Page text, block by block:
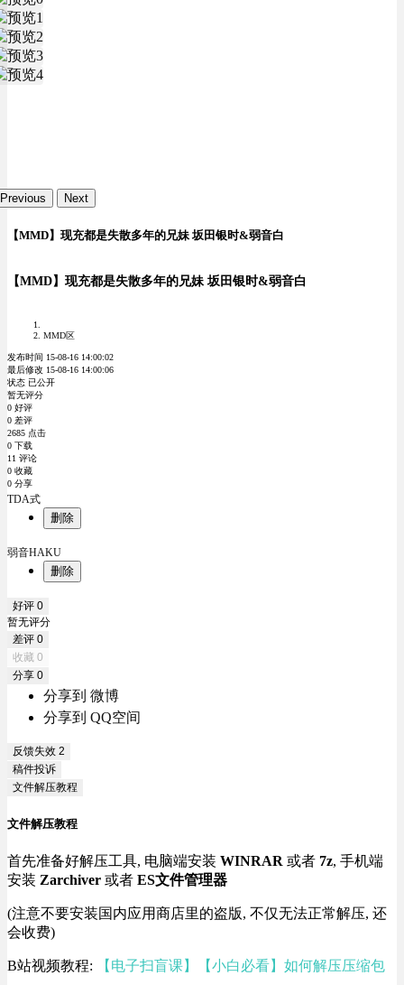
Previous Next
【MMD】现充都是失散多年的兄妹 坂田银时&弱音白
【MMD】现充都是失散多年的兄妹 坂田银时&弱音白
MMD区
发布时间 15-08-16 14:00:02
最后修改 15-08-16 14:00:06
状态 已公开
暂无评分
0 好评
0 差评
2685 点击
0 下载
11 评论
0 收藏
0 分享
TDA式
删除
弱音HAKU
删除
好评 0
暂无评分
差评 0
收藏 0
分享 0
分享到 微博
分享到 QQ空间
反馈失效 2
稿件投诉
文件解压教程
文件解压教程
首先准备好解压工具, 电脑端安装 WINRAR 或者 7z, 手机端
安装 Zarchiver 或者 ES文件管理器
(注意不要安装国内应用商店里的盗版, 不仅无法正常解压, 还
会收费)
B站视频教程: 【电子扫盲课】【小白必看】如何解压压缩包